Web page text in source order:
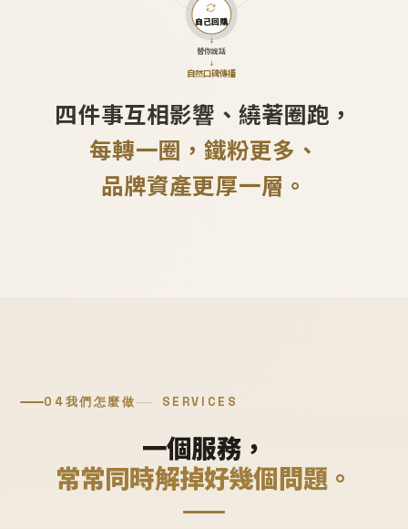
自己回購
↓
替你說話
↓
自然口碑傳播
四件事互相影響、繞著圈跑，
每轉一圈，鐵粉更多、
品牌資產更厚一層。
04我們怎麼做 SERVICES
一個服務，
常常同時解掉好幾個問題。